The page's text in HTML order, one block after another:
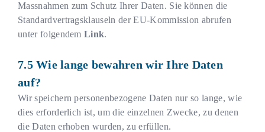
Massnahmen zum Schutz Ihrer Daten. Sie können die
Standardvertragsklauseln der EU-Kommission abrufen
unter folgendemLink.
Wie lange bewahren wir Ihre Daten
auf?
Wir speichern personenbezogene Daten nur so lange, wie
dies erforderlich ist, um die einzelnen Zwecke, zu denen
die Daten erhoben wurden, zu erfüllen.